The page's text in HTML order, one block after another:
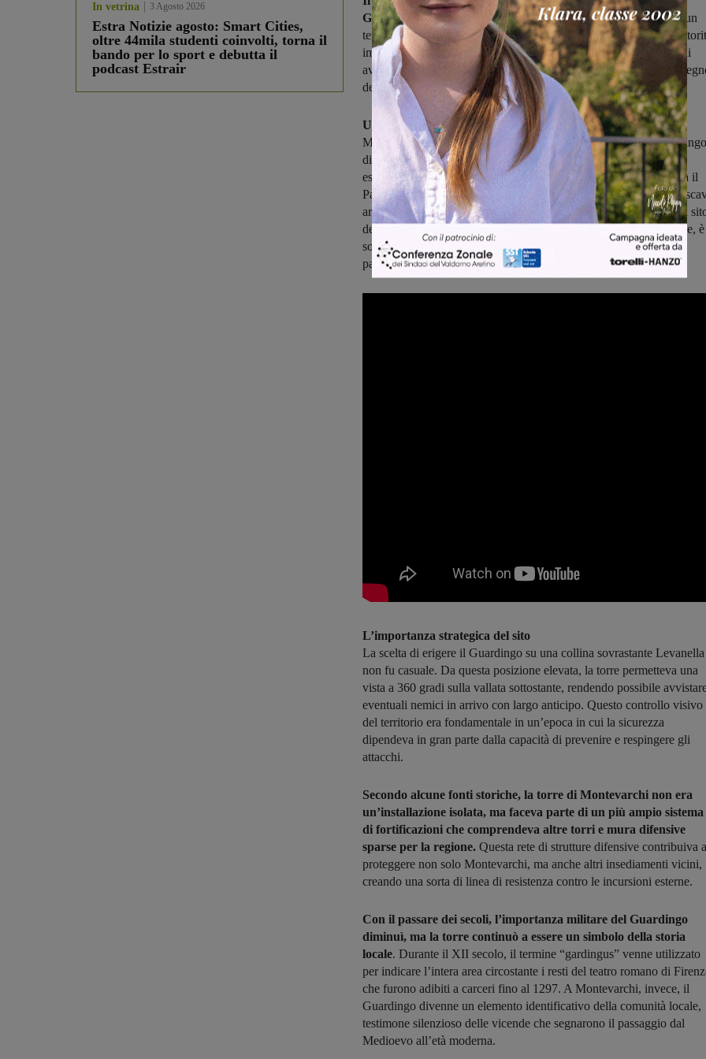
In vetrina 3 Agosto 2026
Estra Notizie agosto: Smart Cities,
oltre 44mila studenti coinvolti, torna il
bando per lo sport e debutta il
podcast Estrair
Guardingo”, fu edificato in un’epoca in cui il Valdarno divenne un
territorio di passaggio e di conquista, in seguito al collasso
imperiale. Questo presidio militare non solo serviva come punto di
avvistamento per prevenire attacchi, ma rappresentava anche un
della presenza e del controllo longobardo nella regione.
Unico nel suo genere
Mentre strutture simili erano presenti a Pistoia e Firenze, il Guardingo
di Montevarchi è l’unico esempio ancora visibile. A Firenze, ad
esempio, la Torre del Guardingo sorgeva nell’area che oggi ospita il
Palazzo Vecchio, ma nessuna traccia visibile è sopravvissuta agli
archeologici. Lo stesso vale per la torre di Pistoia, che sorgeva sul
dell’attuale campanile del Duomo. La torre di Montevarchi, invece, è
sopravvissuta a secoli di cambiamenti e ancora oggi domina il
panorama, ricordando ai visitatori la lunga storia del luogo.
L’importanza strategica del sito
La scelta di erigere il Guardingo su una collina sovrastante Levanella
non fu casuale. Da questa posizione elevata, la torre permetteva una
vista a 360 gradi sulla vallata sottostante, rendendo possibile
eventuali nemici in arrivo con largo anticipo. Questo controllo visivo
del territorio era fondamentale in un’epoca in cui la sicurezza
dipendeva in gran parte dalla capacità di prevenire e respingere gli
attacchi.
Secondo alcune fonti storiche, la torre di Montevarchi non era
un’installazione isolata, ma faceva parte di un più ampio sistema
di fortificazioni che comprendeva altre torri e mura difensive
sparse per la regione. Questa rete di strutture difensive contribuiva a
proteggere non solo Montevarchi, ma anche altri insediamenti vicini,
creando una sorta di linea di resistenza contro le incursioni esterne.
Con il passare dei secoli, l’importanza militare del Guardingo
diminuì, ma la torre continuò a essere un simbolo della storia
locale. Durante il XII secolo, il termine “gardingus” venne utilizzato
per indicare l’intera area circostante i resti del teatro romano di
che furono adibiti a carceri fino al 1297. A Montevarchi, invece, il
Guardingo divenne un elemento identificativo della comunità locale,
testimone silenzioso delle vicende che segnarono il passaggio dal
Medioevo all’età moderna.